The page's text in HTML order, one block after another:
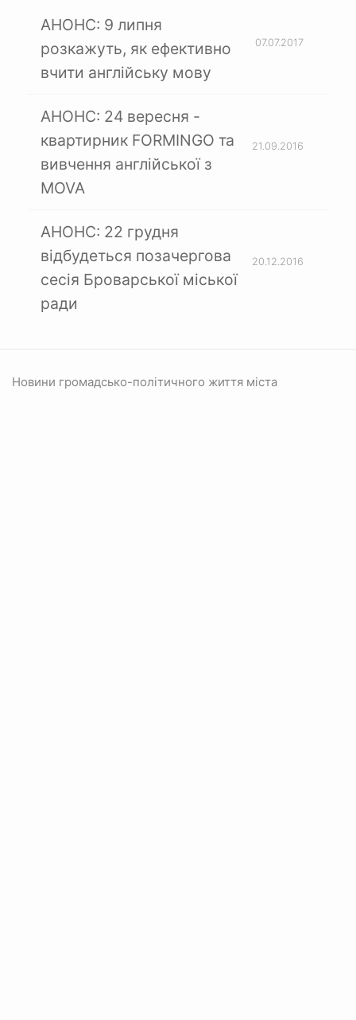
АНОНС: 9 липня
розкажуть, як ефективно
вчити англійську мову
07.07.2017
АНОНС: 24 вересня -
квартирник FORMINGO та
вивчення англійської з
MOVA
21.09.2016
АНОНС: 22 грудня
відбудеться позачергова
сесія Броварської міської
ради
20.12.2016
Новини громадсько-політичного життя міста